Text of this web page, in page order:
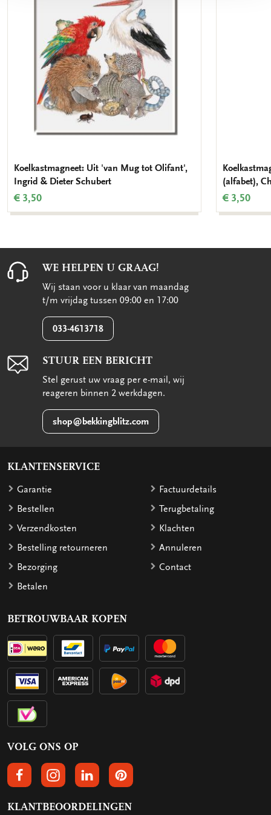
Koelkastmagneet: Uit 'van Mug tot Olifant',
Ingrid & Dieter Schubert
€ 3,50
(alfabet),
€ 3,50
WE HELPEN U GRAAG!
Wij staan voor u klaar van maandag
t/m vrijdag tussen 09:00 en 17:00
033-4613718
STUUR EEN BERICHT
Stel gerust uw vraag per e-mail, wij
reageren binnen 2 werkdagen.
shop@bekkingblitz.com
KLANTENSERVICE
Garantie
Bestellen
Verzendkosten
Bestelling retourneren
Bezorging
Betalen
Factuurdetails
Terugbetaling
Klachten
Annuleren
Contact
BETROUWBAAR KOPEN
VOLG ONS OP
VOLGS ONS OP FACEBOOK
VOLG ONS OP INSTAGRAM
VOLG ONS OP LINKEDIN
VOLG ONS OP PINTEREST
KLANTBEOORDELINGEN